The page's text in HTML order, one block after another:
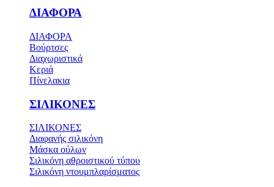
ΔΙΑΦΟΡΑ
ΔΙΑΦΟΡΑ
Βούρτσες
Διαχωριστικά
Κεριά
Πίνελακια
ΣΙΛΙΚΟΝΕΣ
ΣΙΛΙΚΟΝΕΣ
Διαφανής σιλικόνη
Μάσκα ούλων
Σιλικόνη αθροιστικού τύπου
Σιλικόνη ντουμπλαρίσματος